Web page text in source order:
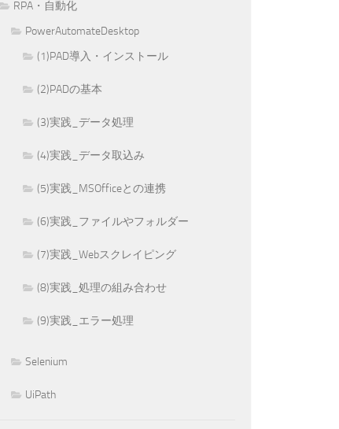
RPA・自動化
PowerAutomateDesktop
(1)PAD導入・インストール
(2)PADの基本
(3)実践_データ処理
(4)実践_データ取込み
(5)実践_MSOfficeとの連携
(6)実践_ファイルやフォルダー
(7)実践_Webスクレイピング
(8)実践_処理の組み合わせ
(9)実践_エラー処理
Selenium
UiPath